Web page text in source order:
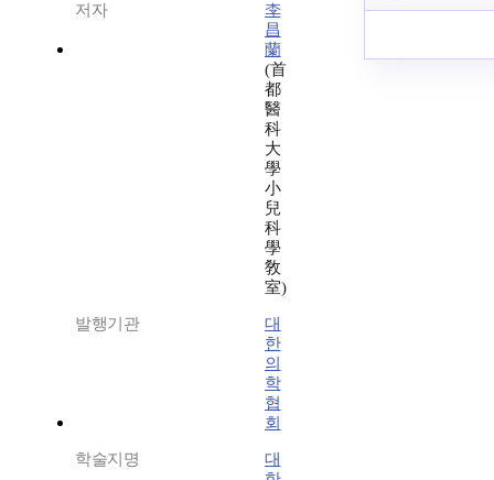
저자
李
昌
蘭
(首
都
醫
科
大
學
小
兒
科
學
敎
室)
발행기관
대
한
의
학
협
회
학술지명
대